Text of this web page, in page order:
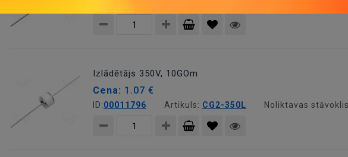
Izlādētājs 350V, 10GOm
Cena: 1.07 €
ID:00011796 Artikuls: CG2-350L Noliktavas